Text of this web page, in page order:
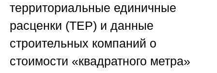
территориальные единичные
расценки (ТЕР) и данные
строительных компаний о
стоимости «квадратного метра»